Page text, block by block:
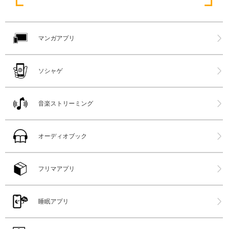
マンガアプリ
ソシャゲ
音楽ストリーミング
オーディオブック
フリマアプリ
睡眠アプリ